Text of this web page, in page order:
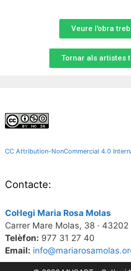
Veure l'obra
Tornar als artistes
CC Attribution-NonCommercial 4.0
Contacte:
Col·legi Maria Rosa Molas
Carrer Mare Molas, 38 · 43202
Telèfon: 977 31 27 40
Email: